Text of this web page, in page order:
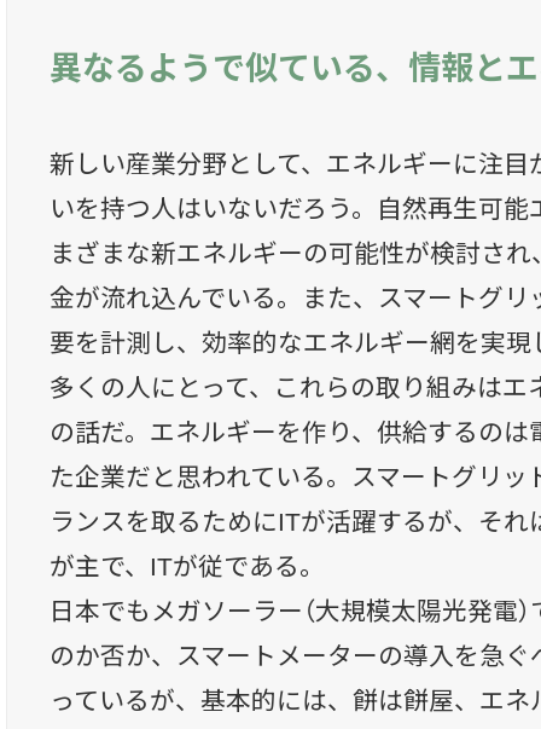
異なるようで似ている、情報と
新しい産業分野として、エネルギーに注目
いを持つ人はいないだろう。自然再生可
まざまな新エネルギーの可能性が検討さ
金が流れ込んでいる。また、スマートグ
要を計測し、効率的なエネルギー網を実現
多くの人にとって、これらの取り組みはエ
の話だ。エネルギーを作り、供給するの
た企業だと思われている。スマートグリ
ランスを取るためにITが活躍するが、そ
が主で、ITが従である。
日本でもメガソーラー（大規模太陽光発電
のか否か、スマートメーターの導入を急
っているが、基本的には、餅は餅屋、エ